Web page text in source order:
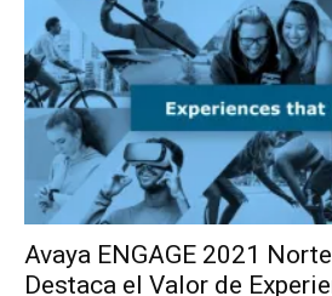
Avaya ENGAGE 2021
Destaca el Valor de